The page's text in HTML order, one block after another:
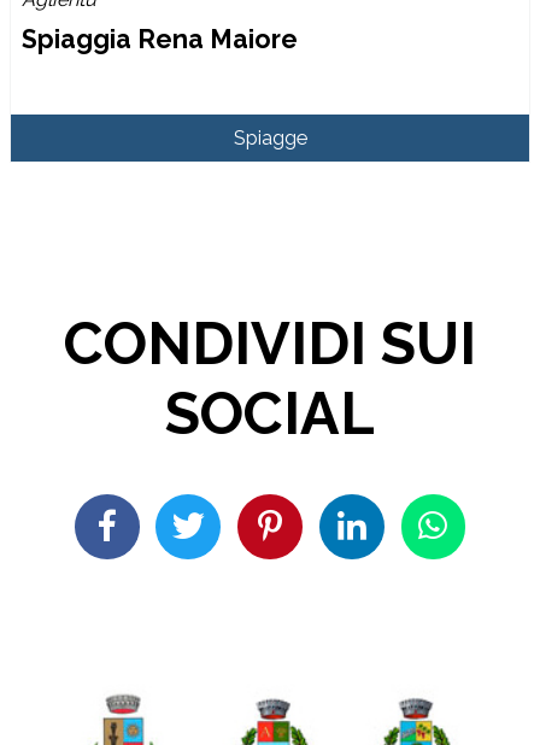
Spiaggia Rena Maiore
Spiagge
CONDIVIDI SUI
SOCIAL